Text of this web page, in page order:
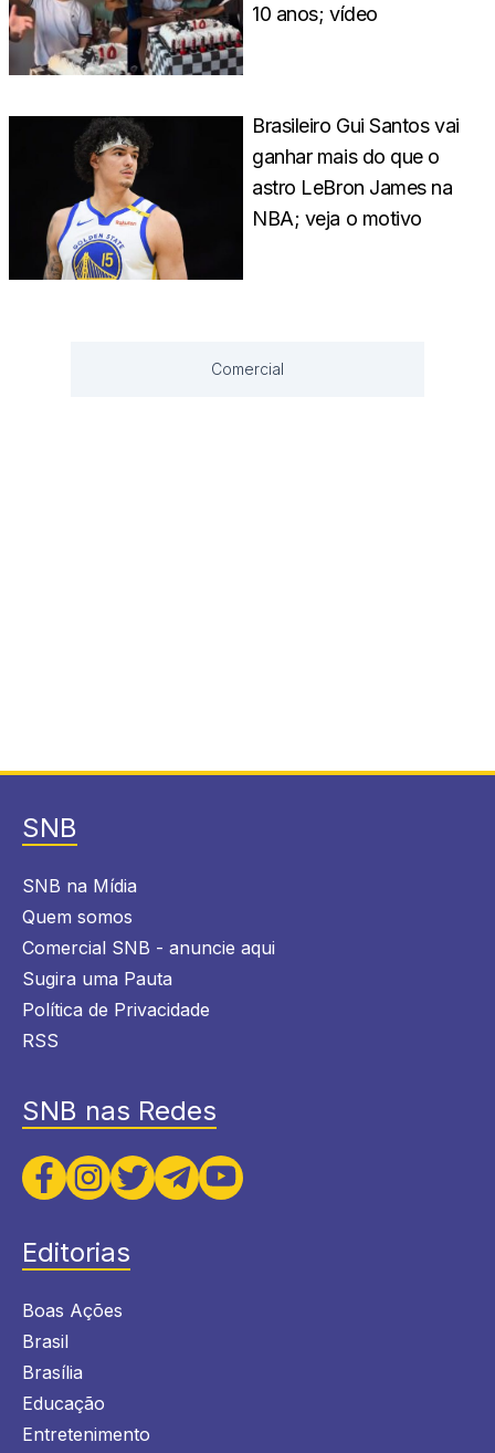
10 anos; vídeo
Brasileiro Gui Santos vai
ganhar mais do que o
astro LeBron James na
NBA; veja o motivo
Comercial
SNB
SNB na Mídia
Quem somos
Comercial SNB - anuncie aqui
Sugira uma Pauta
Política de Privacidade
RSS
SNB nas Redes
Editorias
Boas Ações
Brasil
Brasília
Educação
Entretenimento